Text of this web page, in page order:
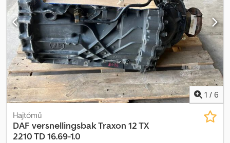
1 / 6
Hajtómű
DAF versnellingsbak Traxon 12 TX
2210 TD 16.69-1.0